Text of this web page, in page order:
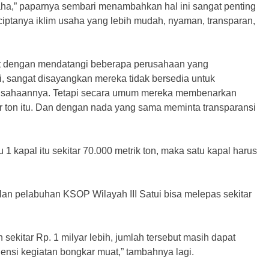
paparnya sembari menambahkan hal ini sangat penting
iklim usaha yang lebih mudah, nyaman, transparan,
mendatangi beberapa perusahaan yang
disayangkan mereka tidak bersedia untuk
Tetapi secara umum mereka membenarkan
itu. Dan dengan nada yang sama meminta transparansi
kapal itu sekitar 70.000 metrik ton, maka satu kapal harus
pelabuhan KSOP Wilayah III Satui bisa melepas sekitar
Rp. 1 milyar lebih, jumlah tersebut masih dapat
kegiatan bongkar muat,” tambahnya lagi.